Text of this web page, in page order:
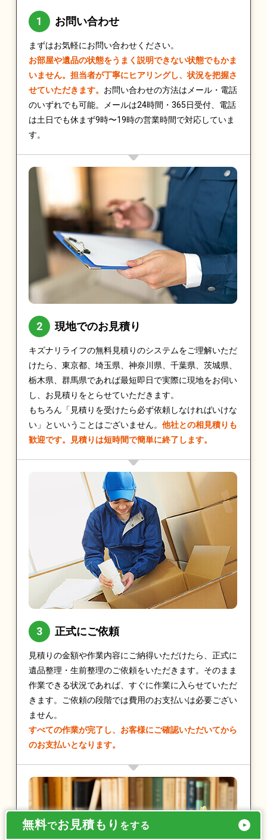
お問い合わせ
まずはお気軽にお問い合わせください。
お部屋や遺品の状態をうまく説明できない状態でもかま
いません。担当者が丁寧にヒアリングし、状況を把握さ
せていただきます。 お問い合わせの方法はメール・電話
のいずれでも可能。メールは24時間・365日受付、電話
は土日でも休まず9時〜19時の営業時間で対応していま
す。
現地でのお見積り
キズナリライフの無料見積りのシステムをご理解いただ
けたら、東京都、埼玉県、神奈川県、千葉県、茨城県、
栃木県、群馬県であれば最短即日で実際に現地をお伺い
し、お見積りをとらせていただきます。
もちろん「見積りを受けたら必ず依頼しなければいけな
い」といいうことはございません。 他社との相見積りも
歓迎です。見積りは短時間で簡単に終了します。
正式にご依頼
見積りの金額や作業内容にご納得いただけたら、正式に
遺品整理・生前整理のご依頼をいただきます。そのまま
作業できる状況であれば、すぐに作業に入らせていただ
きます。ご依頼の段階では費用のお支払いは必要ござい
ません。
すべての作業が完了し、お客様にご確認いただいてから
のお支払いとなります。
無料でお見積もり をする